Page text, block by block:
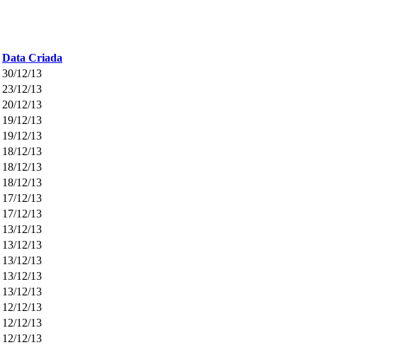
Data Criada
30/12/13
23/12/13
20/12/13
19/12/13
19/12/13
18/12/13
18/12/13
18/12/13
17/12/13
17/12/13
13/12/13
13/12/13
13/12/13
13/12/13
13/12/13
12/12/13
12/12/13
12/12/13